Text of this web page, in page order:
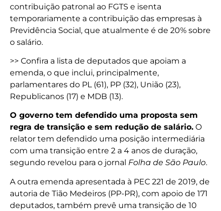
contribuição patronal ao FGTS e isenta
temporariamente a contribuição das empresas à
Previdência Social, que atualmente é de 20% sobre
o salário.
>> Confira a lista de deputados que apoiam a
emenda, o que inclui, principalmente,
parlamentares do PL (61), PP (32), União (23),
Republicanos (17) e MDB (13).
O governo tem defendido uma proposta sem
regra de transição e sem redução de salário. O
relator tem defendido uma posição intermediária
com uma transição entre 2 a 4 anos de duração,
segundo revelou para o jornal Folha de São Paulo.
A outra emenda apresentada à PEC 221 de 2019, de
autoria de Tião Medeiros (PP-PR), com apoio de 171
deputados, também prevê uma transição de 10